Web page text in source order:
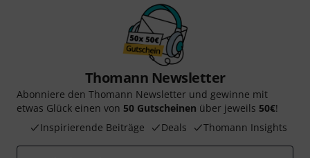
Thomann Newsletter
Abonniere den Thomann Newsletter und gewinne mit
etwas Glück einen von 50 Gutscheinen über jeweils 50€!
Inspirierende Beiträge
Deals Thomann Insights